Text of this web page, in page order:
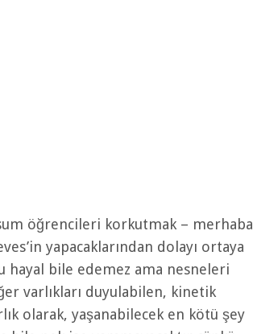
öğrencileri korkutmak – merhaba
yapacaklarından dolayı ortaya
hayal bile edemez ama nesneleri
varlıkları duyulabilen, kinetik
olarak, yaşanabilecek en kötü şey